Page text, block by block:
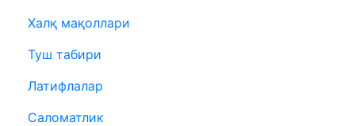
Халқ мақоллари
Туш табири
Латифлалар
Саломатлик